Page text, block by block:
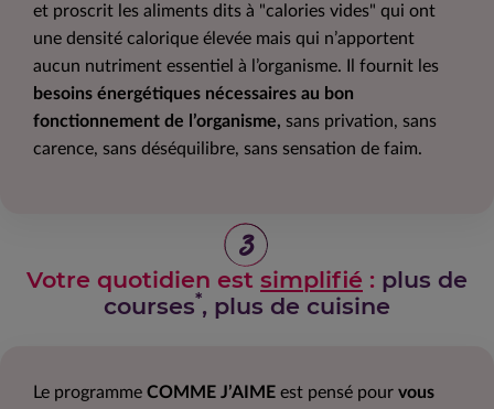
et proscrit les aliments dits à "calories vides" qui ont
une densité calorique élevée mais qui n’apportent
aucun nutriment essentiel à l’organisme. Il fournit les
besoins énergétiques nécessaires au bon
fonctionnement de l’organisme, sans privation, sans
carence, sans déséquilibre, sans sensation de faim.
3
Votre quotidien est simplifié : plus de
courses*, plus de cuisine
Le programme COMME J’AIME est pensé pour vous